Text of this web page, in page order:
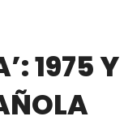
1975 Y